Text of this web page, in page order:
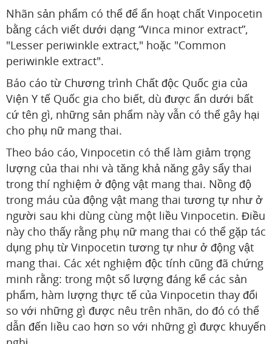
Nhãn sản phẩm có thể để ẩn hoạt chất Vinpocetin
bằng cách viết dưới dạng “Vinca minor extract”,
"Lesser periwinkle extract," hoặc "Common
periwinkle extract".
Báo cáo từ Chương trình Chất độc Quốc gia của
Viện Y tế Quốc gia cho biết, dù được ẩn dưới bất
cứ tên gì, những sản phẩm này vẫn có thể gây hại
cho phụ nữ mang thai.
Theo báo cáo, Vinpocetin có thể làm giảm trọng
lượng của thai nhi và tăng khả năng gây sẩy thai
trong thí nghiệm ở động vật mang thai. Nồng độ
trong máu của động vật mang thai tương tự như ở
người sau khi dùng cùng một liều Vinpocetin. Điều
này cho thấy rằng phụ nữ mang thai có thể gặp tác
dụng phụ từ Vinpocetin tương tự như ở động vật
mang thai. Các xét nghiệm độc tính cũng đã chứng
minh rằng: trong một số lượng đáng kể các sản
phẩm, hàm lượng thực tế của Vinpocetin thay đổi
so với những gì được nêu trên nhãn, do đó có thể
dẫn đến liều cao hơn so với những gì được khuyến